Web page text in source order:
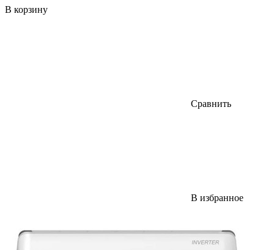
В корзину
Сравнить
В избранное